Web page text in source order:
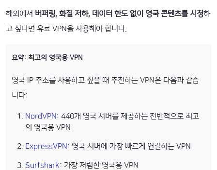
해외에서 버퍼링, 화질 저하, 데이터 한도 없이 영국 콘텐츠를 시청하
고 싶다면 유료 VPN을 사용해야 합니다.
요약: 최고의 영국용 VPN
영국 IP 주소를 사용하고 싶을 때 추천하는 VPN은 다음과 같습
니다:
NordVPN: 440개 영국 서버를 제공하는 전반적으로 최고
의 영국용 VPN
ExpressVPN: 영국 서버에 가장 빠르게 연결하는 VPN
Surfshark: 가장 저렴한 영국용 VPN